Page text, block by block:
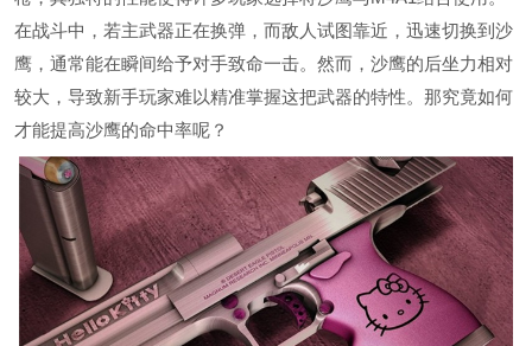
在战斗中，若主武器正在换弹，而敌人试图靠近，迅速切换到沙
鹰，通常能在瞬间给予对手致命一击。然而，沙鹰的后坐力相对
较大，导致新手玩家难以精准掌握这把武器的特性。那究竟如何
才能提高沙鹰的命中率呢？